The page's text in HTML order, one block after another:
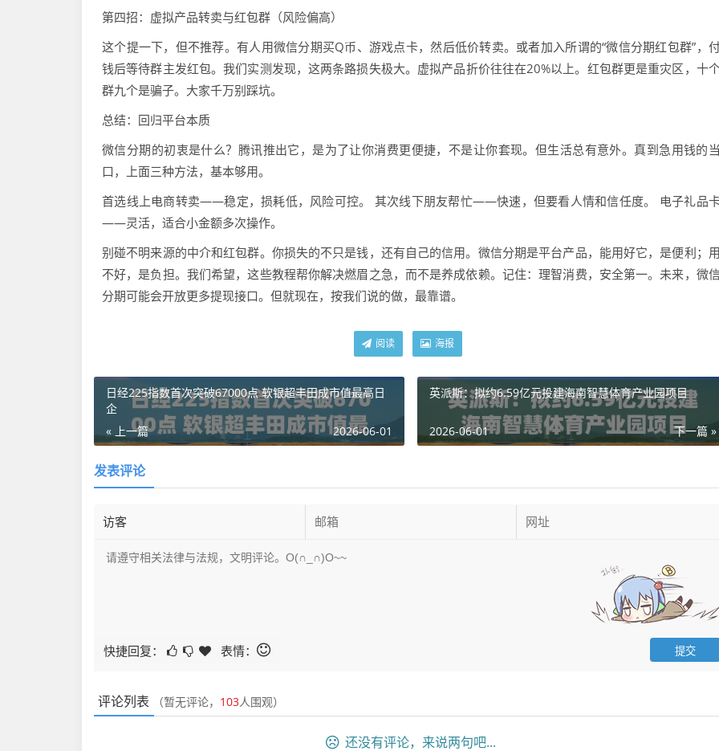
第四招：虚拟产品转卖与红包群（风险偏高）
这个提一下，但不推荐。有人用微信分期买Q币、游戏点卡，然后低价转卖。或者加入所谓的“微信分期红包群”，
钱后等待群主发红包。我们实测发现，这两条路损失极大。虚拟产品折价往往在20%以上。红包群更是重灾区，十
群九个是骗子。大家千万别踩坑。
总结：回归平台本质
微信分期的初衷是什么？腾讯推出它，是为了让你消费更便捷，不是让你套现。但生活总有意外。真到急用钱的当
口，上面三种方法，基本够用。
首选线上电商转卖——稳定，损耗低，风险可控。 其次线下朋友帮忙——快速，但要看人情和信任度。 电子礼品
——灵活，适合小金额多次操作。
别碰不明来源的中介和红包群。你损失的不只是钱，还有自己的信用。微信分期是平台产品，能用好它，是便利；用
不好，是负担。我们希望，这些教程帮你解决燃眉之急，而不是养成依赖。记住：理智消费，安全第一。未来，微
分期可能会开放更多提现接口。但就现在，按我们说的做，最靠谱。
阅读 海报
日经225指数首次突破67000点 软银超丰田成市值最高日
企
« 上一篇
2026-06-01
英派斯：拟约6.59亿元投建海南智慧体育产业园项目
下一篇 »
2026-06-01
发表评论
快捷回复： 表情：
评论列表 （暂无评论， 103人围观）
还没有评论，来说两句吧...